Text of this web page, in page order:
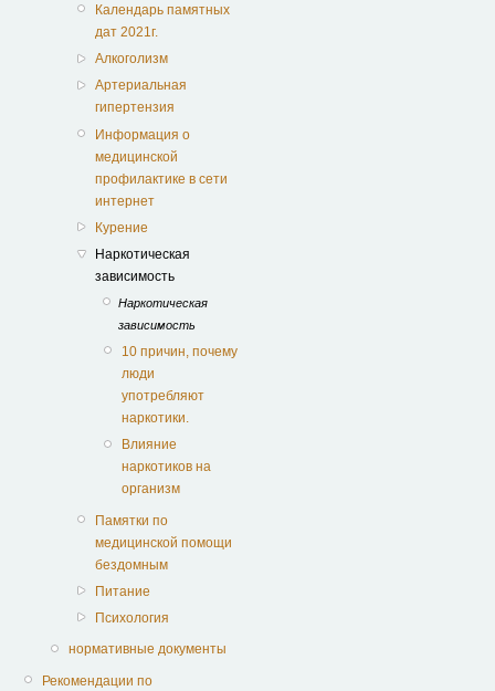
Календарь памятных
дат 2021г.
Алкоголизм
Артериальная
гипертензия
Информация о
медицинской
профилактике в сети
интернет
Курение
Наркотическая
зависимость
Наркотическая
зависимость
10 причин, почему
люди
употребляют
наркотики.
Влияние
наркотиков на
организм
Памятки по
медицинской помощи
бездомным
Питание
Психология
нормативные документы
Рекомендации по